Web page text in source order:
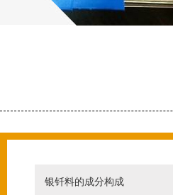
银钎料的成分构成